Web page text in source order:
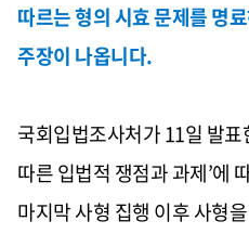
따르는 형의 시효 문제를 명
주장이 나옵니다.
국회입법조사처가11일 발표
따른 입법적 쟁점과 과제’에
마지막 사형 집행 이후 사형